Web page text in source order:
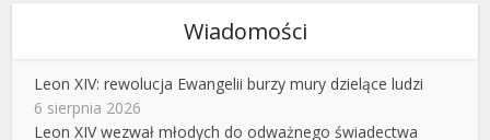
Wiadomości
Leon XIV: rewolucja Ewangelii burzy mury dzielące ludzi
6 sierpnia 2026
Leon XIV wezwał młodych do odważnego świadectwa